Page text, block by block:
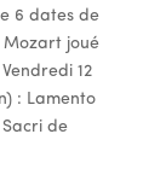
6 dates de
Mozart joué
12
: Lamento
de